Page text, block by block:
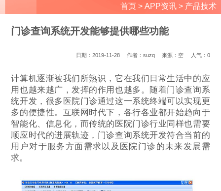
首页> APP资讯> 产品技术
门诊查询系统开发能够提供哪些功能
日期：2019-11-28 作者：suzq 来源：空 人气： 0
计算机逐渐被我们所熟识，它在我们日常生活中的应
用也越来越广，发挥的作用也越多。随着门诊查询系
统开发，很多医院门诊通过这一系统终端可以实现更
多的便捷性。互联网时代下，各行各业都开始趋向于
智能化、信息化，而传统的医院门诊行业同样也需要
顺应时代的进展轨迹，门诊查询系统开发符合当前的
用户对于服务方面需求以及医院门诊的未来发展需
求。